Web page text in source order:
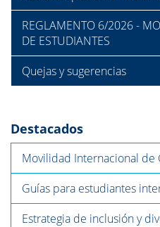
REGLAMENTO 6/2026 -
DE ESTUDIANTES
Quejas y sugerencias
Destacados
Movilidad Internacional de
Guías para estudiantes
Estrategia de inclusión y